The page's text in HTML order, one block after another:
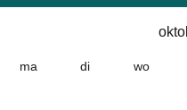
ma di wo